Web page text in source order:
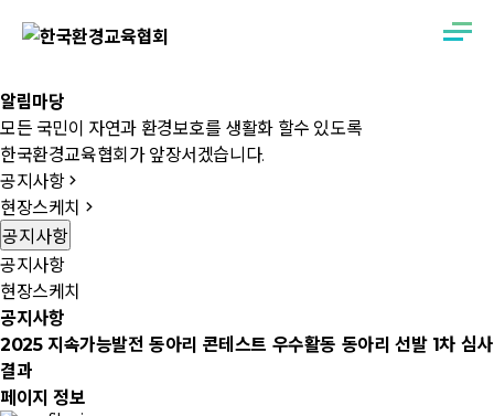
알림마당
모든 국민이 자연과 환경보호를 생활화 할수 있도록
한국환경교육협회가 앞장서겠습니다.
공지사항
현장스케치
공지사항
공지사항
현장스케치
공지사항
2025 지속가능발전 동아리 콘테스트 우수활동 동아리 선발 1차 심사
결과
페이지 정보